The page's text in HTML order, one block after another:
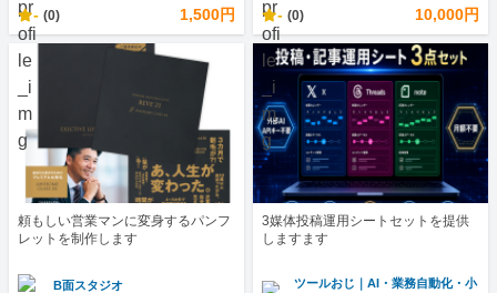
- (0) 1,500円 - (0) 10,000円
頼もしい営業マンに変身するパンフ
レットを制作します
B面スタジオ
3媒体投稿運用シートセットを提供
しますます
ツールおじ｜AI・業務自動化・小